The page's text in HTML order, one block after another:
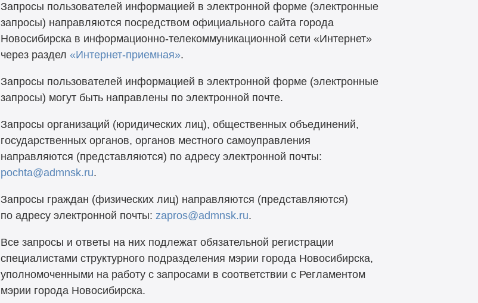
Запросы пользователей информацией в электронной форме (электронные
запросы) направляются посредством официального сайта города
Новосибирска в информационно-телекоммуникационной сети «Интернет»
через раздел«Интернет-приемная».
Запросы пользователей информацией в электронной форме (электронные
запросы) могут быть направлены по электронной почте.
Запросы организаций (юридических лиц), общественных объединений,
государственных органов, органов местного самоуправления
направляются (представляются) по адресу электронной почты:
pochta@admnsk.ru.
Запросы граждан (физических лиц) направляются (представляются)
по адресу электронной почты: zapros@admnsk.ru.
Все запросы и ответы на них подлежат обязательной регистрации
специалистами структурного подразделения мэрии города Новосибирска,
уполномоченными на работу с запросами в соответствии с Регламентом
мэрии города Новосибирска.